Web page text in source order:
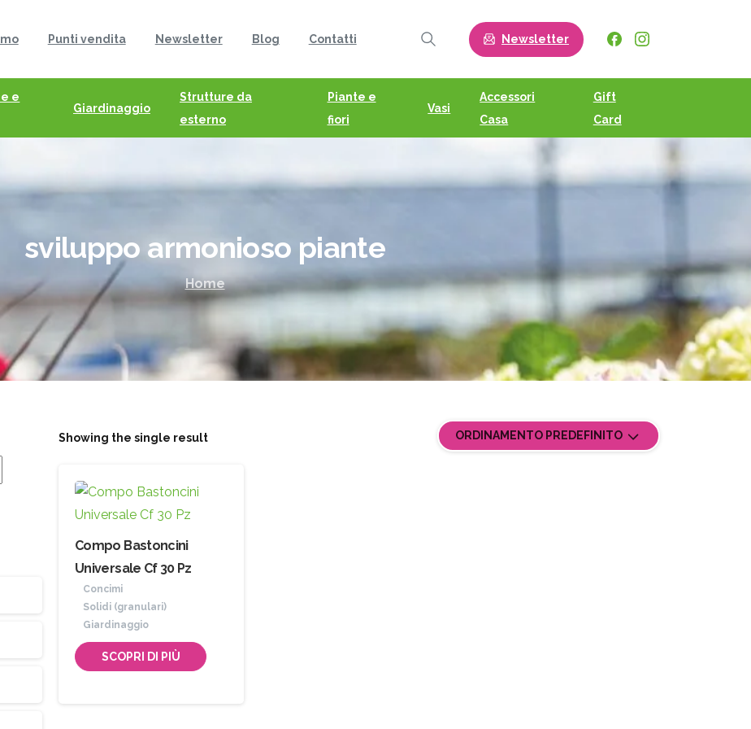
Punti vendita Newsletter Blog Contatti
Search
Newsletter
e
Giardinaggio
Strutture da
esterno
Piante e
fiori
Vasi
Accessori
Casa
Gift
Card
sviluppo armonioso piante
Home
Showing the single result ORDINAMENTO PREDEFINITO
Compo Bastoncini
Universale Cf 30 Pz
Concimi
Solidi (granulari)
Giardinaggio
SCOPRI DI PIÙ